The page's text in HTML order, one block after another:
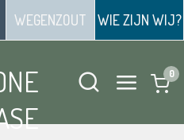
WEGENZOUT WIE ZIJN WIJ?